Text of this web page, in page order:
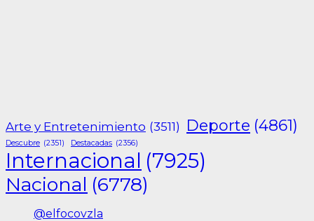
Arte y Entretenimiento (3511) Deporte (4861)
Descubre (2351) Destacadas (2356)
Internacional (7925)
Nacional (6778)
@elfocovzla